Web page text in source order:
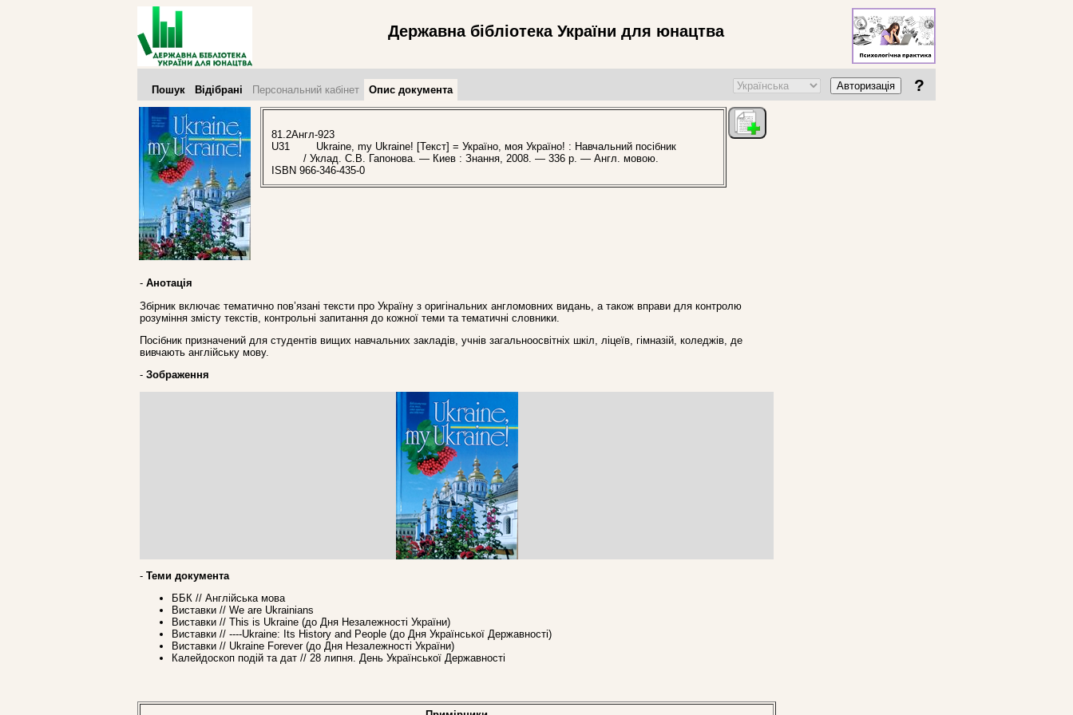
Державна бібліотека України для юнацтва
Пошук Відібрані Персональний кабінет Опис документа Авторизація ?
81.2Англ-923
U31
Ukraine, my Ukraine! [Текст] = Україно, моя Україно! : Навчальний посібник
/ Уклад. С.В. Гапонова. — Киев : Знання, 2008. — 336 p. — Англ. мовою.
ISBN 966-346-435-0
- Анотація
Збірник включає тематично пов’язані тексти про Україну з оригінальних англомовних видань, а також вправи для контролю
розуміння змісту текстів, контрольні запитання до кожної теми та тематичні словники.
Посібник призначений для студентів вищих навчальних закладів, учнів загальноосвітніх шкіл, ліцеїв, гімназій, коледжів, де
вивчають англійську мову.
- Зображення
- Теми документа
ББК // Англійська мова
Виставки // We are Ukrainians
Виставки // This is Ukraine (до Дня Незалежності України)
Виставки // ----Ukraine: Its History and People (до Дня Української Державності)
Виставки // Ukraine Forever (до Дня Незалежності України)
Калейдоскоп подій та дат // 28 липня. День Української Державності